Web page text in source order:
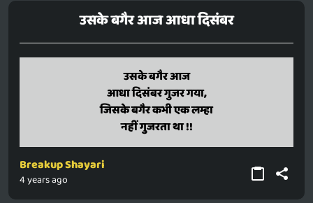
उसके बगैर आज आधा दिसंबर
उसके बगैर आज
आधा दिसंबर गुजर गया,
जिसके बगैर कभी एक लम्हा
नहीं गुजरता था !!
usake bagair aaj
aadha december gujar gaya,
jisake bagair kabhi ek lamha
nahin gujarata tha !!
Breakup Shayari
4 years ago